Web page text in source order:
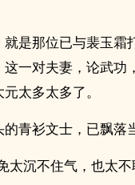
是那位已与裴玉霜
一对夫妻，论武功
太多太多了。
青衫文士，已飘落
太沉不住气，也太不